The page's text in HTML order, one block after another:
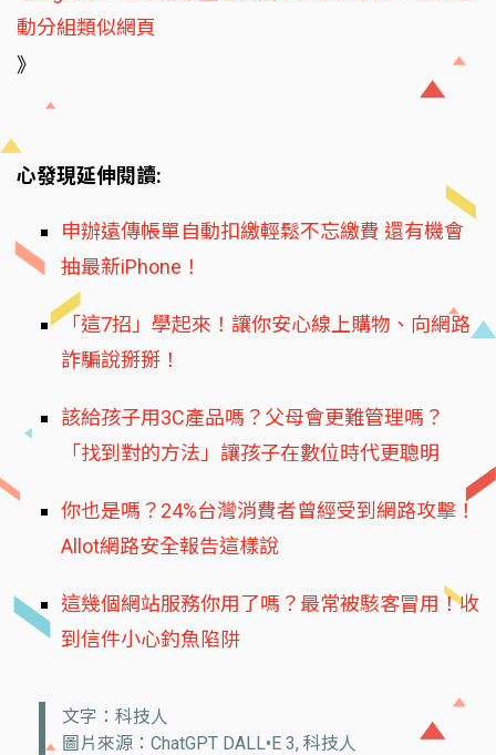
動分組類似網頁
》
心發現延伸閱讀:
申辦遠傳帳單自動扣繳輕鬆不忘繳費 還有機會
抽最新iPhone！
「這7招」學起來！讓你安心線上購物、向網路
詐騙說掰掰！
該給孩子用3C產品嗎？父母會更難管理嗎？
「找到對的方法」讓孩子在數位時代更聰明
你也是嗎？24%台灣消費者曾經受到網路攻擊！
Allot網路安全報告這樣說
這幾個網站服務你用了嗎？最常被駭客冒用！收
到信件小心釣魚陷阱
文字：科技人
圖片來源：ChatGPT DALL•E 3, 科技人